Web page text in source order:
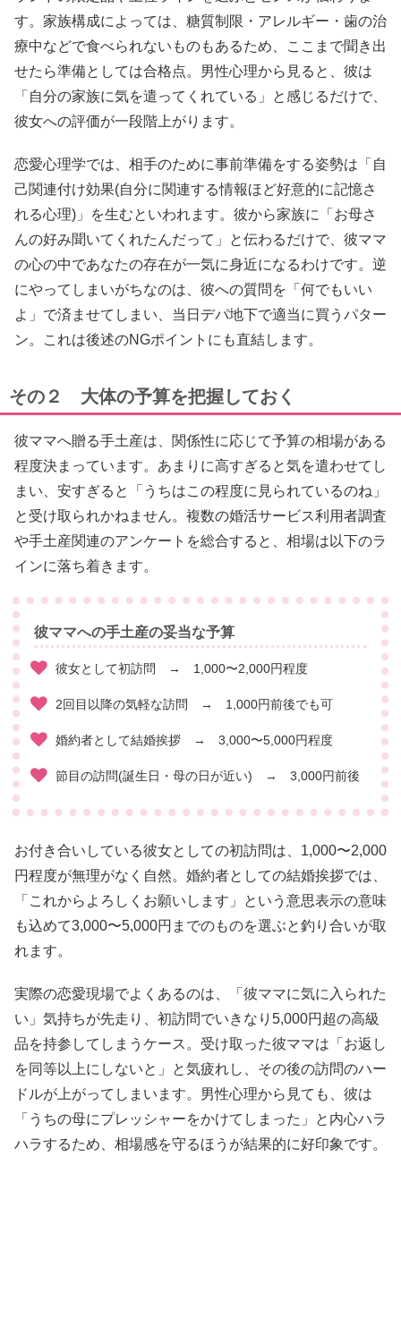
す。家族構成によっては、糖質制限・アレルギー・歯の治
療中などで食べられないものもあるため、ここまで聞き出
せたら準備としては合格点。男性心理から見ると、彼は
「自分の家族に気を遣ってくれている」と感じるだけで、
彼女への評価が一段階上がります。
恋愛心理学では、相手のために事前準備をする姿勢は「自
己関連付け効果(自分に関連する情報ほど好意的に記憶さ
れる心理)」を生むといわれます。彼から家族に「お母さ
んの好み聞いてくれたんだって」と伝わるだけで、彼ママ
の心の中であなたの存在が一気に身近になるわけです。逆
にやってしまいがちなのは、彼への質問を「何でもいい
よ」で済ませてしまい、当日デパ地下で適当に買うパター
ン。これは後述のNGポイントにも直結します。
その２ 大体の予算を把握しておく
彼ママへ贈る手土産は、関係性に応じて予算の相場がある
程度決まっています。あまりに高すぎると気を遣わせてし
まい、安すぎると「うちはこの程度に見られているのね」
と受け取られかねません。複数の婚活サービス利用者調査
や手土産関連のアンケートを総合すると、相場は以下のラ
インに落ち着きます。
彼ママへの手土産の妥当な予算
彼女として初訪問 → 1,000〜2,000円程度
2回目以降の気軽な訪問 → 1,000円前後でも可
婚約者として結婚挨拶 → 3,000〜5,000円程度
節目の訪問(誕生日・母の日が近い) → 3,000円前後
お付き合いしている彼女としての初訪問は、1,000〜2,000
円程度が無理がなく自然。婚約者としての結婚挨拶では、
「これからよろしくお願いします」という意思表示の意味
も込めて3,000〜5,000円までのものを選ぶと釣り合いが取
れます。
実際の恋愛現場でよくあるのは、「彼ママに気に入られた
い」気持ちが先走り、初訪問でいきなり5,000円超の高級
品を持参してしまうケース。受け取った彼ママは「お返し
を同等以上にしないと」と気疲れし、その後の訪問のハー
ドルが上がってしまいます。男性心理から見ても、彼は
「うちの母にプレッシャーをかけてしまった」と内心ハラ
ハラするため、相場感を守るほうが結果的に好印象です。